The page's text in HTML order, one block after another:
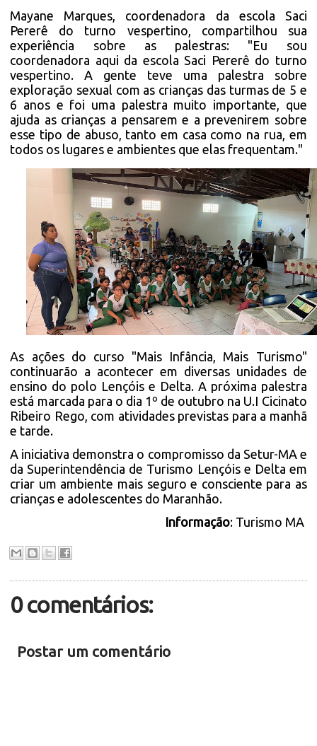
Mayane Marques, coordenadora da escola Saci
Pererê do turno vespertino, compartilhou sua
experiência sobre as palestras: "Eu sou
coordenadora aqui da escola Saci Pererê do turno
vespertino. A gente teve uma palestra sobre
exploração sexual com as crianças das turmas de 5 e
6 anos e foi uma palestra muito importante, que
ajuda as crianças a pensarem e a prevenirem sobre
esse tipo de abuso, tanto em casa como na rua, em
todos os lugares e ambientes que elas frequentam."
As ações do curso "Mais Infância, Mais Turismo"
continuarão a acontecer em diversas unidades de
ensino do polo Lençóis e Delta. A próxima palestra
está marcada para o dia 1º de outubro na U.I Cicinato
Ribeiro Rego, com atividades previstas para a manhã
e tarde.
A iniciativa demonstra o compromisso da Setur-MA e
da Superintendência de Turismo Lençóis e Delta em
criar um ambiente mais seguro e consciente para as
crianças e adolescentes do Maranhão.
Informação: Turismo MA
0 comentários:
Postar um comentário